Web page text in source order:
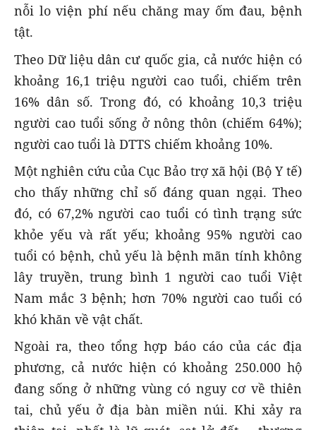
nỗi lo viện phí nếu chăng may ốm đau, bệnh
tật.
Theo Dữ liệu dân cư quốc gia, cả nước hiện có
khoảng 16,1 triệu người cao tuổi, chiếm trên
16% dân số. Trong đó, có khoảng 10,3 triệu
người cao tuổi sống ở nông thôn (chiếm 64%);
người cao tuổi là DTTS chiếm khoảng 10%.
Một nghiên cứu của Cục Bảo trợ xã hội (Bộ Y tế)
cho thấy những chỉ số đáng quan ngại. Theo
đó, có 67,2% người cao tuổi có tình trạng sức
khỏe yếu và rất yếu; khoảng 95% người cao
tuổi có bệnh, chủ yếu là bệnh mãn tính không
lây truyền, trung bình 1 người cao tuổi Việt
Nam mắc 3 bệnh; hơn 70% người cao tuổi có
khó khăn về vật chất.
Ngoài ra, theo tổng hợp báo cáo của các địa
phương, cả nước hiện có khoảng 250.000 hộ
đang sống ở những vùng có nguy cơ về thiên
tai, chủ yếu ở địa bàn miền núi. Khi xảy ra